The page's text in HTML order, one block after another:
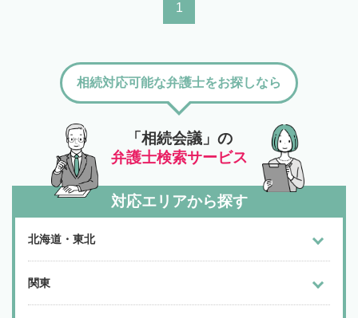
1
「相続会議」の
弁護士検索サービス
相続対応可能な弁護士をお探しなら
対応エリアから探す
北海道・東北
関東